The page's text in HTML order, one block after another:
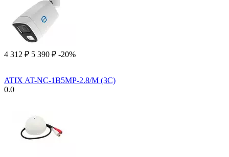
4 312 ₽ 5 390 ₽ -20%
ATIX AT-NC-1B5MP-2.8/M (3C)
0.0